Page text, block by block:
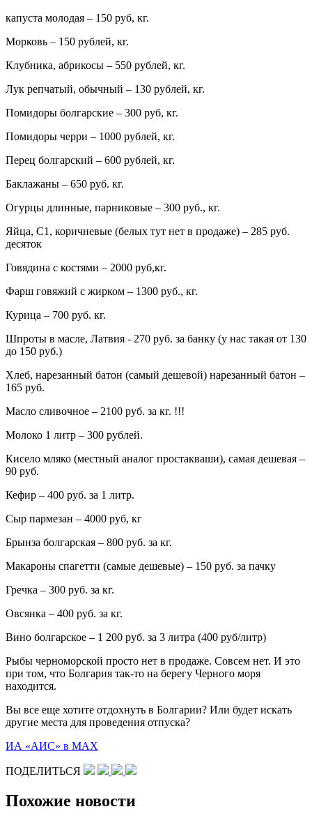
капуста молодая – 150 руб, кг.
Морковь – 150 рублей, кг.
Клубника, абрикосы – 550 рублей, кг.
Лук репчатый, обычный – 130 рублей, кг.
Помидоры болгарские – 300 руб, кг.
Помидоры черри – 1000 рублей, кг.
Перец болгарский – 600 рублей, кг.
Баклажаны – 650 руб. кг.
Огурцы длинные, парниковые – 300 руб., кг.
Яйца, С1, коричневые (белых тут нет в продаже) – 285 руб.
десяток
Говядина с костями – 2000 руб,кг.
Фарш говяжий с жирком – 1300 руб., кг.
Курица – 700 руб. кг.
Шпроты в масле, Латвия - 270 руб. за банку (у нас такая от 130
до 150 руб.)
Хлеб, нарезанный батон (самый дешевой) нарезанный батон –
165 руб.
Масло сливочное – 2100 руб. за кг. !!!
Молоко 1 литр – 300 рублей.
Кисело мляко (местный аналог простакваши), самая дешевая –
90 руб.
Кефир – 400 руб. за 1 литр.
Сыр пармезан – 4000 руб, кг
Брынза болгарская – 800 руб. за кг.
Макароны спагетти (самые дешевые) – 150 руб. за пачку
Гречка – 300 руб. за кг.
Овсянка – 400 руб. за кг.
Вино болгарское – 1 200 руб. за 3 литра (400 руб/литр)
Рыбы черноморской просто нет в продаже. Совсем нет. И это
при том, что Болгария так-то на берегу Черного моря
находится.
Вы все еще хотите отдохнуть в Болгарии? Или будет искать
другие места для проведения отпуска?
ИА «АИС» в МАХ
ПОДЕЛИТЬСЯ
Похожие новости